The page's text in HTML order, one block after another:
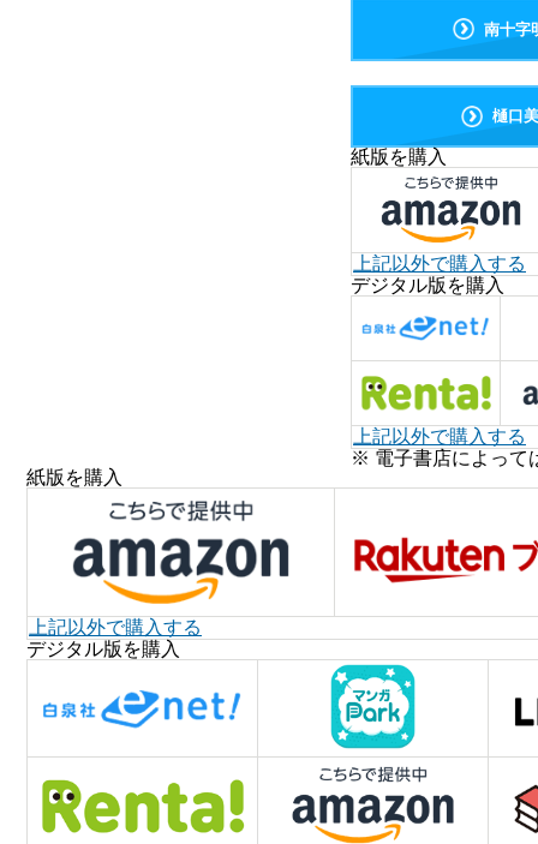
南十字
樋口
紙版を購入
上記以外で購入する
デジタル版を購入
上記以外で購入する
※ 電子書店によって
紙版を購入
上記以外で購入する
デジタル版を購入